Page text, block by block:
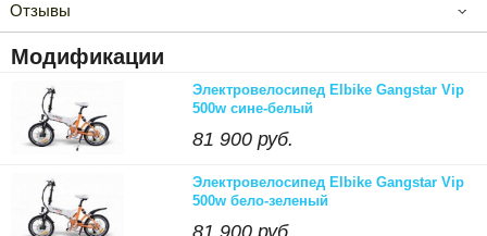
Отзывы
Модификации
Электровелосипед Elbike Gangstar Vip
500w сине-белый
81 900 руб.
Электровелосипед Elbike Gangstar Vip
500w бело-зеленый
81 900 руб.